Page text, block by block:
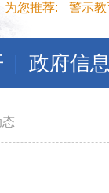
为您推荐: 警示教
政府信